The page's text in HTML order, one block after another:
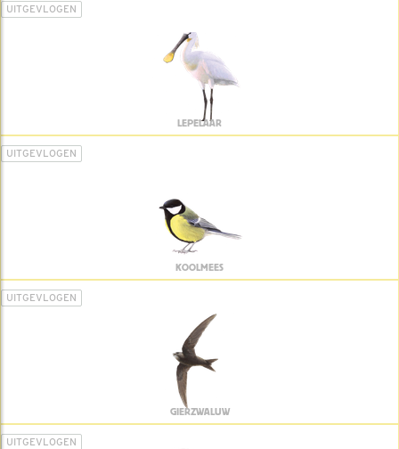
UITGEVLOGEN
LEPELAAR
UITGEVLOGEN
KOOLMEES
UITGEVLOGEN
GIERZWALUW
UITGEVLOGEN